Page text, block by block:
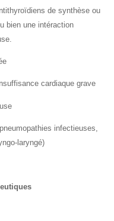
de synthèse ou
bien une intéraction
cardiaque grave
infectieuses,
laryngé)